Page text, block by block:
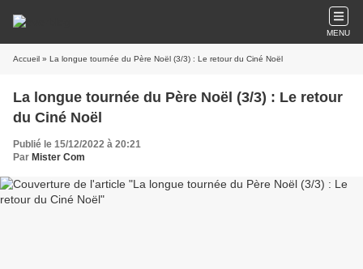
MENU
Accueil » La longue tournée du Père Noël (3/3) : Le retour du Ciné Noël
La longue tournée du Père Noël (3/3) : Le retour
du Ciné Noël
Publié le 15/12/2022 à 20:21
Par Mister Com